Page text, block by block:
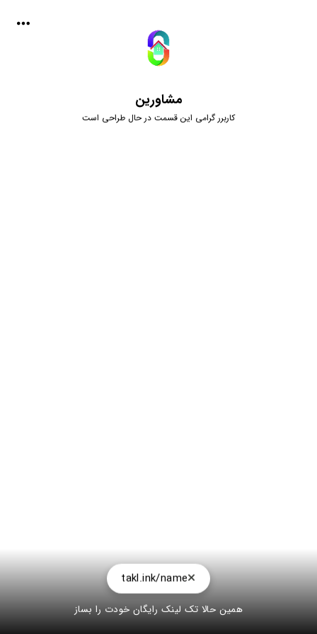
مشاورین
کاربرر گرامی این قسمت در حال طراحی است
takl.ink/name
همین حالا تک لینک رایگان خودت را بساز